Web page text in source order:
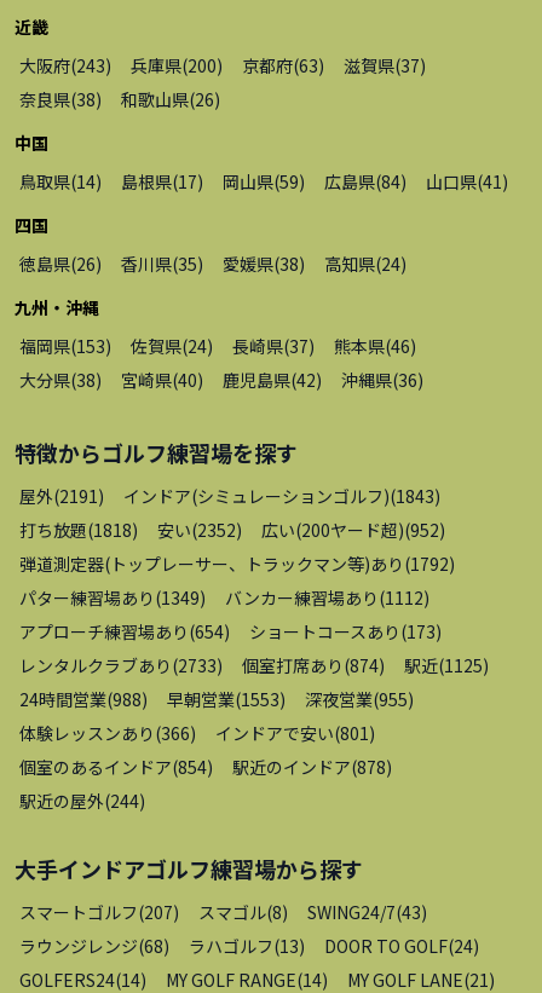
近畿
大阪府(243) 兵庫県(200) 京都府(63) 滋賀県(37)
奈良県(38) 和歌山県(26)
中国
鳥取県(14) 島根県(17) 岡山県(59) 広島県(84) 山口県(41 )
四国
徳島県(26) 香川県(35) 愛媛県(38) 高知県(24)
九州・沖縄
福岡県(153) 佐賀県(24) 長崎県(37) 熊本県(46)
大分県(38) 宮崎県(40) 鹿児島県(42) 沖縄県(36)
特徴からゴルフ練習場を探す
屋外(2191 ) インドア(シミュレーションゴルフ)(1843)
打ち放題(1818) 安い(2352) 広い(200ヤード超)(952)
弾道測定器(トップレーサー、トラックマン等)あり (1792)
パター練習場あり (1349) バンカー練習場あり (1112)
アプローチ練習場あり (654) ショートコースあり (173)
レンタルクラブあり (2733) 個室打席あり (874) 駅近(1125)
24時間営業(988) 早朝営業(1553) 深夜営業(955)
体験レッスンあり (366) インドアで安い(801 )
個室のあるインドア(854) 駅近のインドア(878)
駅近の屋外(244)
大手インドアゴルフ練習場から探す
スマートゴルフ(207) スマゴル(8) SWING24/7(43)
ラウンジレンジ(68) ラハゴルフ(13) DOOR TO GOLF(24)
GOLFERS24(14) MY GOLF RANGE(14) MY GOLF LANE(21 )